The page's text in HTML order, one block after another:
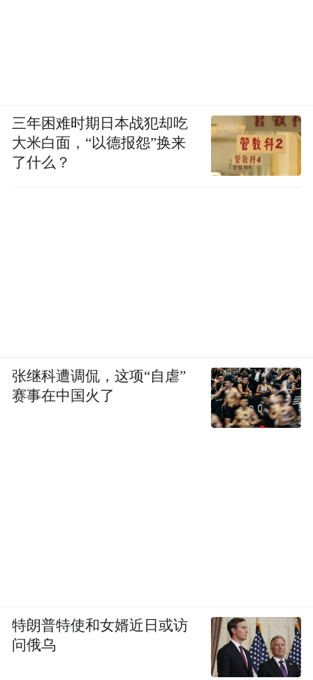
三年困难时期日本战犯却吃
大米白面，“以德报怨”换来
了什么？
张继科遭调侃，这项“自虐”
赛事在中国火了
特朗普特使和女婿近日或访
问俄乌